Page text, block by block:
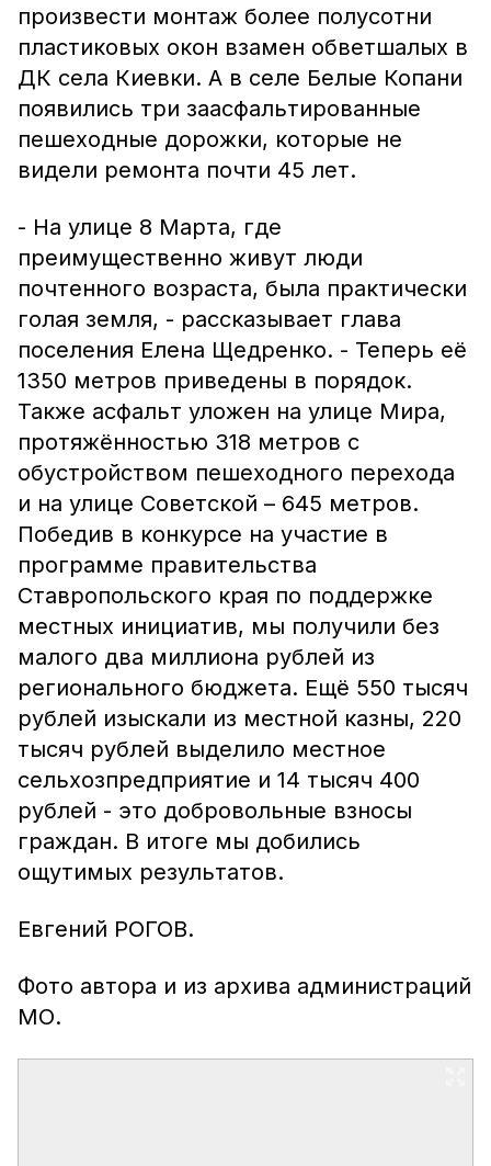
произвести монтаж более полусотни
пластиковых окон взамен обветшалых в
ДК села Киевки. А в селе Белые Копани
появились три заасфальтированные
пешеходные дорожки, которые не
видели ремонта почти 45 лет.
- На улице 8 Марта, где
преимущественно живут люди
почтенного возраста, была практически
голая земля, - рассказывает глава
поселения Елена Щедренко. - Теперь её
1350 метров приведены в порядок.
Также асфальт уложен на улице Мира,
протяжённостью 318 метров с
обустройством пешеходного перехода
и на улице Советской – 645 метров.
Победив в конкурсе на участие в
программе правительства
Ставропольского края по поддержке
местных инициатив, мы получили без
малого два миллиона рублей из
регионального бюджета. Ещё 550 тысяч
рублей изыскали из местной казны, 220
тысяч рублей выделило местное
сельхозпредприятие и 14 тысяч 400
рублей - это добровольные взносы
граждан. В итоге мы добились
ощутимых результатов.
Евгений РОГОВ.
Фото автора и из архива администраций
МО.